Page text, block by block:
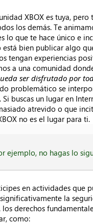
XBOX es tuya, pero
los demás. Te
lo que te hace único e
está bien publicar algo
tengan experiencias
a una comunidad
ser disfrutado por
problemático se
Si buscas un lugar en
atrevido o que
no es el lugar para ti.
ejemplo, no hagas lo
en actividades que
la
los derechos
como: